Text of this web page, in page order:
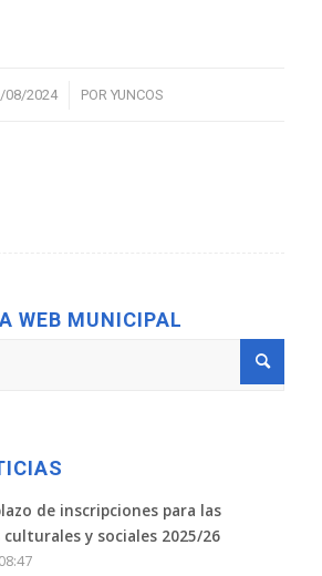
08/2024 POR YUNCOS
WEB MUNICIPAL
de inscripciones para las
y sociales 2025/26